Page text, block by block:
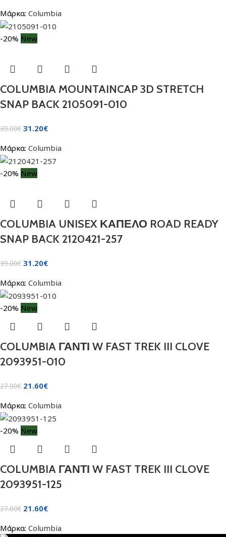
Μάρκα: Columbia
-20% New
COLUMBIA MOUNTAINCAP 3D STRETCH
SNAP BACK 2105091-010
39.00€ 31.20€
Μάρκα: Columbia
-20% New
COLUMBIA UNISEX ΚΑΠΕΛΟ ROAD READY
SNAP BACK 2120421-257
39.00€ 31.20€
Μάρκα: Columbia
-20% New
COLUMBIA ΓΑΝΤΙ W FAST TREK III CLOVE
2093951-010
27.00€ 21.60€
Μάρκα: Columbia
-20% New
COLUMBIA ΓΑΝΤΙ W FAST TREK III CLOVE
2093951-125
27.00€ 21.60€
Μάρκα: Columbia